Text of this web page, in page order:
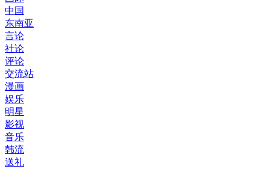
中国
东南亚
言论
社论
评论
交流站
漫画
娱乐
明星
影视
音乐
韩流
送礼